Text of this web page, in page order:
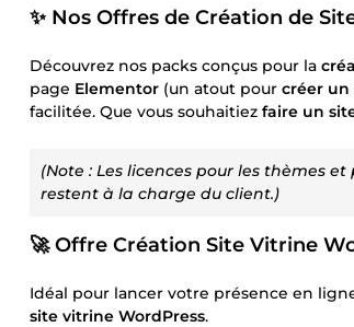
✨ Nos Offres de Création de
Découvrez nos packs conçus pour la
page Elementor (un atout pour créer un
facilitée. Que vous souhaitiez faire un
(Note : Les licences pour les thèmes
restent à la charge du client.)
🚀 Offre Création Site Vitrine
Idéal pour lancer votre présence en
site vitrine WordPress.